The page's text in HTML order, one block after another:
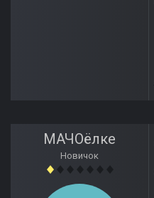
МАЧОёлке
Новичок